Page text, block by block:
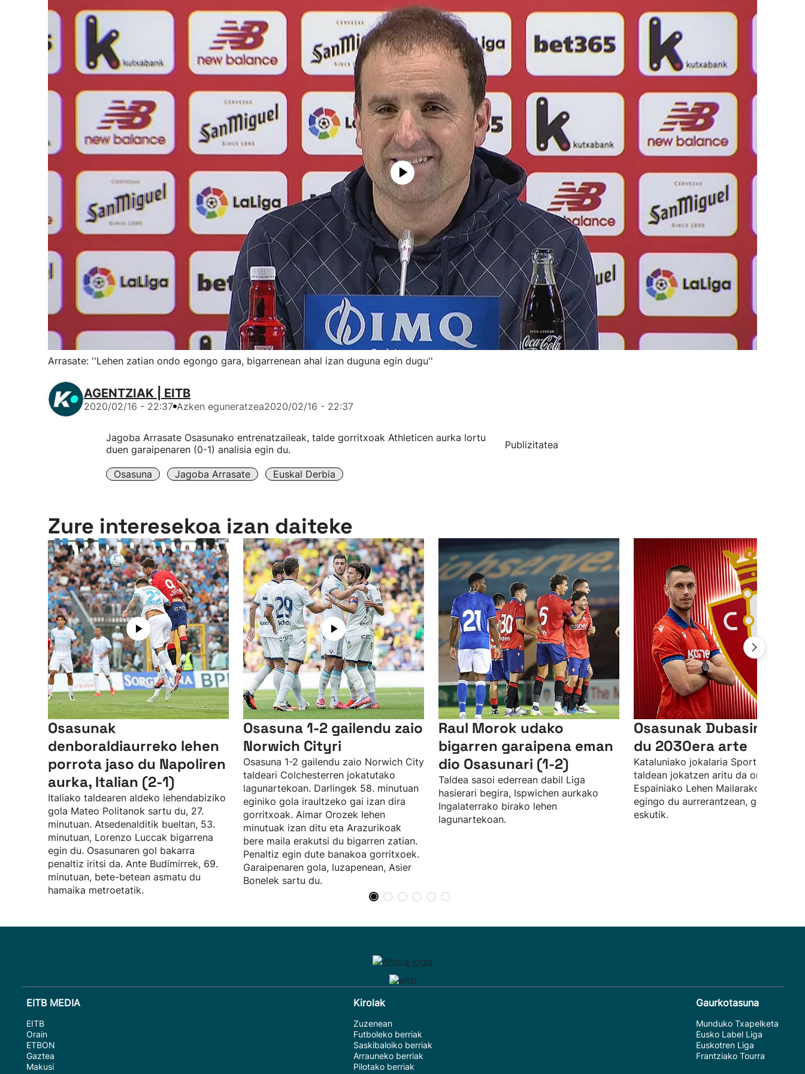
Arrasate: ''Lehen zatian ondo egongo gara, bigarrenean ahal izan duguna egin dugu''
AGENTZIAK | EITB
2020/02/16 - 22:37 Azken eguneratzea2020/02/16 - 22:37
Jagoba Arrasate Osasunako entrenatzaileak, talde gorritxoak Athleticen aurka lortu
duen garaipenaren (0-1) analisia egin du.
Osasuna Jagoba Arrasate Euskal Derbia
Publizitatea
Zure interesekoa izan daiteke
Osasunak
denboraldiaurreko lehen
porrota jaso du Napoliren
aurka, Italian (2-1)
Italiako taldearen aldeko lehendabiziko
gola Mateo Politanok sartu du, 27.
minutuan. Atsedenalditik bueltan, 53.
minutuan, Lorenzo Luccak bigarrena
egin du. Osasunaren gol bakarra
penaltiz iritsi da. Ante Budimirrek, 69.
minutuan, bete-betean asmatu du
hamaika metroetatik.
Osasuna 1-2 gailendu zaio
Norwich Cityri
Osasuna 1-2 gailendu zaio Norwich City
taldeari Colchesterren jokatutako
lagunartekoan. Darlingek 58. minutuan
eginiko gola iraultzeko gai izan dira
gorritxoak. Aimar Orozek lehen
minutuak izan ditu eta Arazurikoak
bere maila erakutsi du bigarren zatian.
Penaltiz egin dute banakoa gorritxoek.
Garaipenaren gola, luzapenean, Asier
Bonelek sartu du.
Raul Morok udako
bigarren garaipena eman
dio Osasunari (1-2)
Taldea sasoi ederrean dabil Liga
hasierari begira, Ispwichen aurkako
Ingalaterrako birako lehen
lagunartekoan.
Osasunak Dubasin
du 2030era arte
Kataluniako jokalaria Sporting Gijon
taldean jokatzen aritu da orain arte,
Espainiako Lehen Mailarako aldaketa
egingo du aurrerantzean, gorritxoen
eskutik.
EITB MEDIA
EITB
Orain
ETBON
Gaztea
Makusi
Kirolak
Zuzenean
Futboleko berriak
Saskibaloiko berriak
Arrauneko berriak
Pilotako berriak
Gaurkotasuna
Munduko Txapelketa
Eusko Label Liga
Euskotren Liga
Frantziako Tourra